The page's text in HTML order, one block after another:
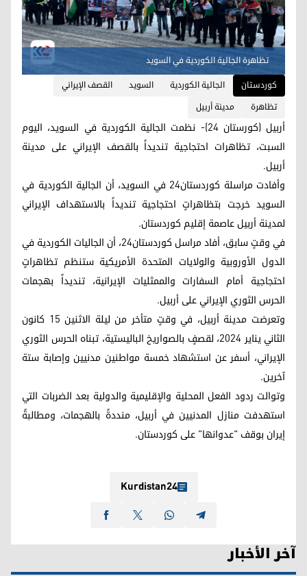
تظاهرة الجالية الكوردية في السويد
کوردستان
الجالية الكوردية السويد
القصف الإيراني
تظاهرة
مدينة أربيل
أربيل (كورستان 24)- نظمت الجالية الكوردية في السويد، اليوم
السبت، تظاهرات احتجاجية تنديداً بالقصف الإيراني على مدينة
أربيل.
وأفادت مراسلة كوردستان24 في السويد، أن الجالية الكوردية في
السويد خرجت بتظاهراتٍ احتجاجية تنديداً بالاستهداف الإيراني
لمدينة أربيل عاصمة إقليم كوردستان.
في وقتٍ سابق، أفاد مراسل كوردستان24، أن الجاليات الكوردية في
الدول الأوروبية والولايات المتحدة الأمريكية ستنظم تظاهراتٍ
احتجاجية أمام السفارات والممثليات الإيرانية، تنديداً بهجمات
الحرس الثوري الإيراني على أربيل.
وتعرضت مدينة أربيل، في وقتٍ متأخر من ليلة الاثنين 15 كانون
الثاني يناير 2024، لقصفٍ بالصواريخ الباليستية، تبناه الحرس الثوري
الإيراني، أسفر عن استشهاد خمسة مواطنين مدنيين وإصابة ستة
آخرين.
وتوالت ردود الفعل المحلية والإقليمية والدولية بعد الضربات التي
استهدفت منازل المدنيين في أربيل، منددةً بالهجمات، ومطالبةً
إيران بوقف "عدوانها" على كوردستان.
Kurdistan24
آخر الأخبار